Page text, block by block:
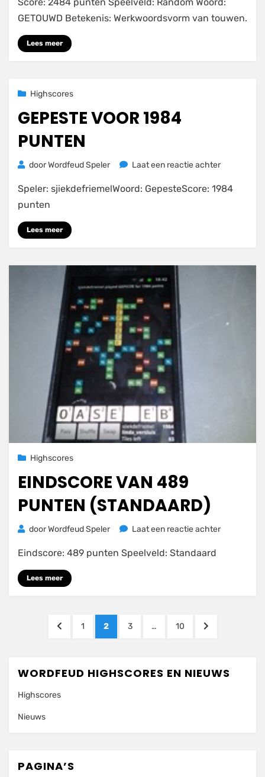
voor
2484
GETOUWD Betekenis: Werkwoordsvorm van touwen.
Lees meer
Geplaatst
25 november 2020
Highscores
GEPESTE VOOR 1984
PUNTEN
doorWordfeud Speler Laat een reactie achterop
voor
Speler: sjiekdefriemelWoord: GepesteScore: 1984
punten
Lees meer
Geplaatst
25 november 2020
Highscores
EINDSCORE VAN 489
PUNTEN (STANDAARD)
doorWordfeud Speler Laat een reactie achterop
Eindscore: 489 punten Speelveld: Standaard
Lees meer
Berichten
VORIGEPAGINA
1 PAGINA
2 PAGINA
3 … PAGINA
10
VOLGENDE
WORDFEUD HIGHSCORES EN NIEUWS
Highscores
Nieuws
PAGINA’S